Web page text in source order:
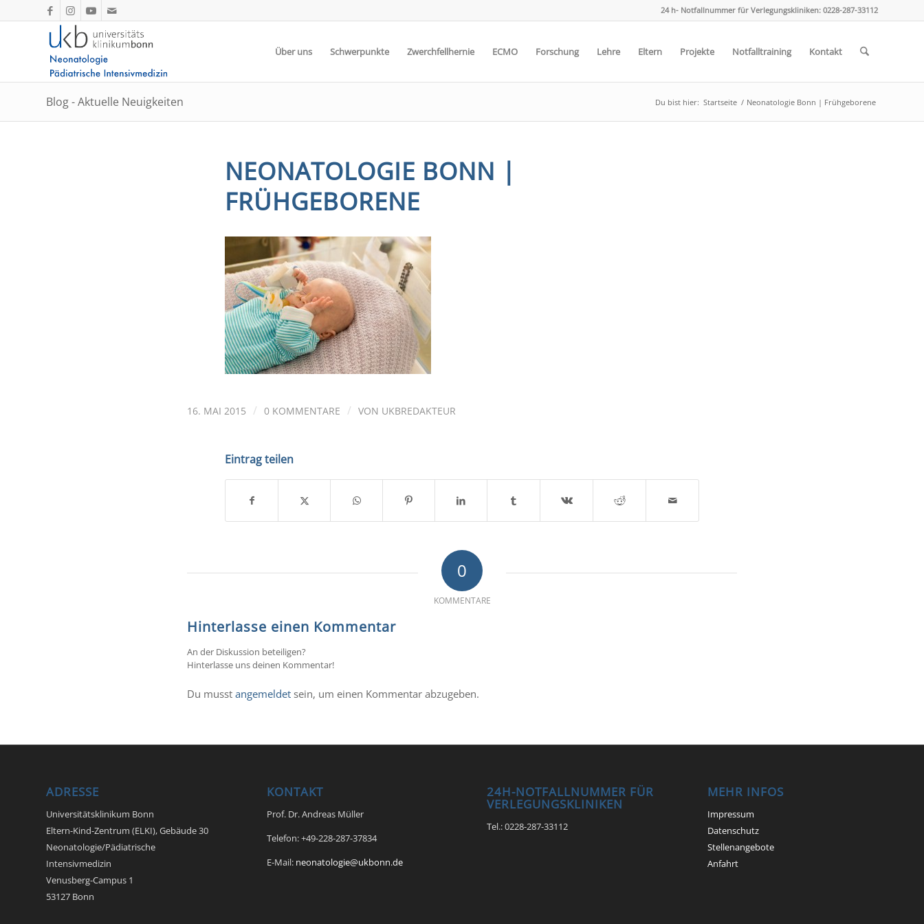
24 h- Notfallnummer für Verlegungskliniken: 0228-287-33112
Über uns Schwerpunkte Zwerchfellhernie ECMO Forschung Lehre Eltern Projekte Notfalltraining Kontakt
Blog - Aktuelle Neuigkeiten Du bist hier: Startseite / Neonatologie Bonn | Frühgeborene
NEONATOLOGIE BONN |
FRÜHGEBORENE
16. MAI 2015 / 0 KOMMENTARE / VON UKBREDAKTEUR
Eintrag teilen
0
KOMMENTARE
Hinterlasse einen Kommentar
An der Diskussion beteiligen?
Hinterlasse uns deinen Kommentar!
Du musst angemeldet sein, um einen Kommentar abzugeben.
ADRESSE
Universitätsklinikum Bonn
Eltern-Kind-Zentrum (ELKI), Gebäude 30
Neonatologie/Pädiatrische
Intensivmedizin
Venusberg-Campus 1
53127 Bonn
KONTAKT
Prof. Dr. Andreas Müller
Telefon: +49-228-287-37834
E-Mail: neonatologie@ukbonn.de
24H-NOTFALLNUMMER FÜR
VERLEGUNGSKLINIKEN
Tel.: 0228-287-33112
MEHR INFOS
Impressum
Datenschutz
Stellenangebote
Anfahrt